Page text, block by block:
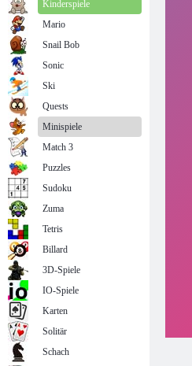
Kinderspiele
Mario
Snail Bob
Sonic
Ski
Quests
Minispiele
Match 3
Puzzles
Sudoku
Zuma
Tetris
Billard
3D-Spiele
IO-Spiele
Karten
Solitär
Schach